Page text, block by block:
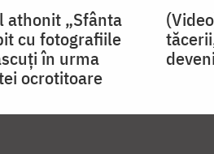
athonit „Sfânta
cu fotografiile
în urma
ocrotitoare